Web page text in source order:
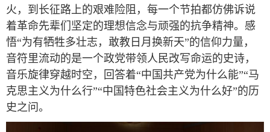
火，到长征路上的艰难险阻，每一个节拍都仿佛诉说
着革命先辈们坚定的理想信念与顽强的抗争精神。感
悟“为有牺牲多壮志，敢教日月换新天”的信仰力量，
音符里流动的是一个政党带领人民改写命运的史诗，
音乐旋律穿越时空，回答着“中国共产党为什么能”“马
克思主义为什么行”“中国特色社会主义为什么好”的历
史之问。